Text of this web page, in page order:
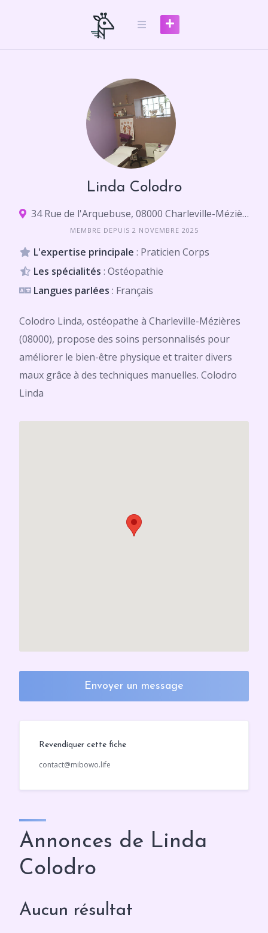
Linda Colodro
34 Rue de l'Arquebuse, 08000 Charleville-Mézières
MEMBRE DEPUIS 2 NOVEMBRE 2025
L'expertise principale : Praticien Corps
Les spécialités : Ostéopathie
Langues parlées : Français
Colodro Linda, ostéopathe à Charleville-Mézières
(08000), propose des soins personnalisés pour
améliorer le bien-être physique et traiter divers
maux grâce à des techniques manuelles. Colodro
Linda
Envoyer un message
Revendiquer cette fiche
contact@mibowo.life
Annonces de Linda
Colodro
Aucun résultat